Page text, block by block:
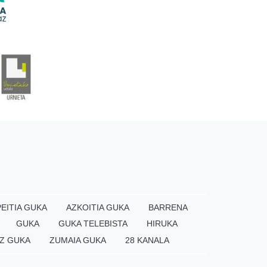
GUKA AZKOITIA GUKA
BARRENA
GUKA GUKA TELEBISTA
HIRUKA
GUKA ZUMAIA GUKA 28 KANALA